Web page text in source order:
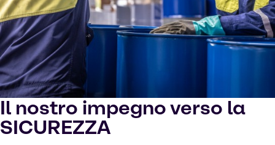
Il nostro impegno verso la
SICUREZZA